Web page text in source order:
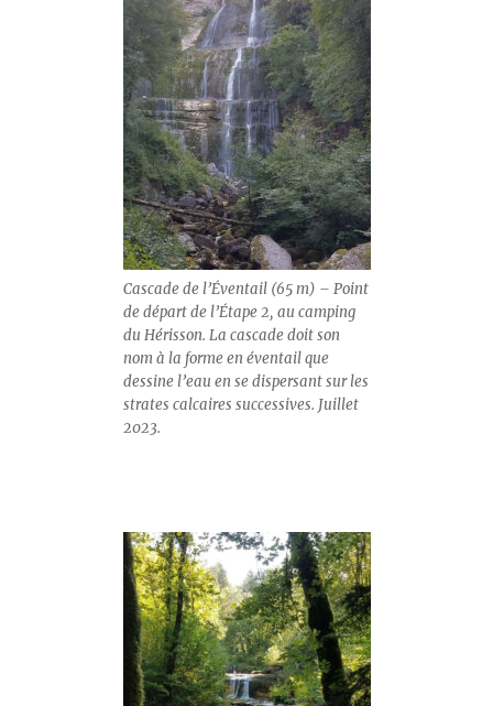
Cascade de l’Éventail (65 m) – Point
de départ de l’Étape 2, au camping
du Hérisson. La cascade doit son
nom à la forme en éventail que
dessine l’eau en se dispersant sur les
strates calcaires successives. Juillet
2023.